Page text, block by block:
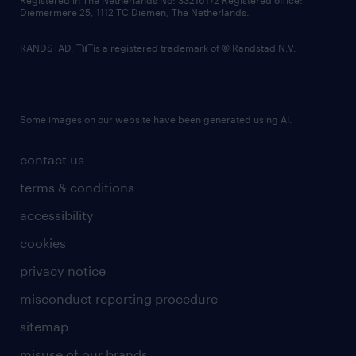
contact us
terms & conditions
accessibility
cookies
privacy notice
misconduct reporting procedure
sitemap
Diemermere 25, 1112 TC Diemen, The Netherlands.
RANDSTAD, is a registered trademark of © Randstad N.V.
Some images on our website have been generated using AI.